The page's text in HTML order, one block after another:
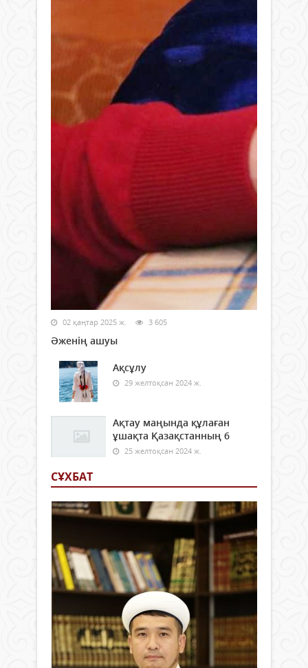
02 қаңтар 2025 ж. 3 605
Әженің ашуы
Ақсұлу
29 желтоқсан 2024 ж.
Ақтау маңында құлаған
ұшақта Қазақстанның 6
25 желтоқсан 2024 ж.
СҰХБАТ